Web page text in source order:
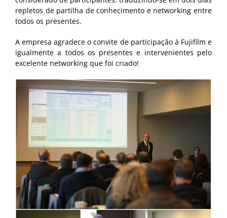
repletos de partilha de conhecimento e networking entre
todos os presentes.
A empresa agradece o convite de participação à Fujifilm e
igualmente a todos os presentes e intervenientes pelo
excelente networking que foi criado!